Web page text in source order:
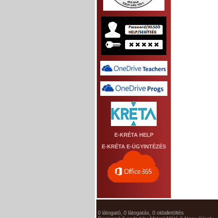
E-KRÉTA HELP
E-KRÉTA E-ÜGYINTÉZÉS
0 látogató, 0 látogatás, 0 oldalletöltés